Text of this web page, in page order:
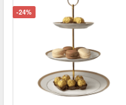
-24%